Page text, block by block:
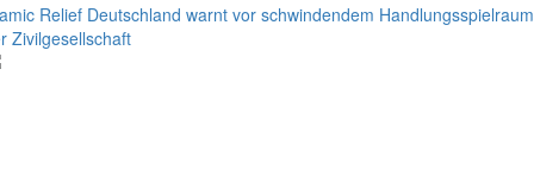
Relief Deutschland warnt vor schwindendem Handlungsspielraum
Zivilgesellschaft